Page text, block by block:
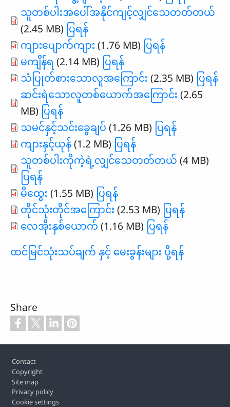
သူတစ်ပါးအပေါ်အနိုင်ကျင့်လျှင်သေတတ်တယ်
(2.45 MB) ပြရန်
ကျားပျောက်ကျား (1.76 MB) ပြရန်
မကျိန်ရ (2.14 MB) ပြရန်
သံပြုတ်စားသောလူအကြောင်း (2.35 MB) ပြရန်
ဆင်းရဲသောလူတစ်ယောက်အကြောင်း (2.65
MB) ပြရန်
သမင်နှင့်သင်းခွေချပ် (1.26 MB) ပြရန်
ကျားနှင့်ယုန်(1.2 MB) ပြရန်
သူတစ်ပါးကိုကဲ့ရဲ့လျှင်သေတတ်တယ် (4 MB)
ပြရန်
မိထွေး (1.55 MB) ပြရန်
တိုင်သုံးတိုင်အကြောင်း (2.53 MB) ပြရန်
လေအိုးနှစ်ယောက် (1.16 MB) ပြရန်
ထင်မြင်သုံးသပ်ချက် နှင့် မေးခွန်းများ ပို့ရန်
Share
Footer
Contact
Copyright
Site map
Privacy policy
Cookie settings